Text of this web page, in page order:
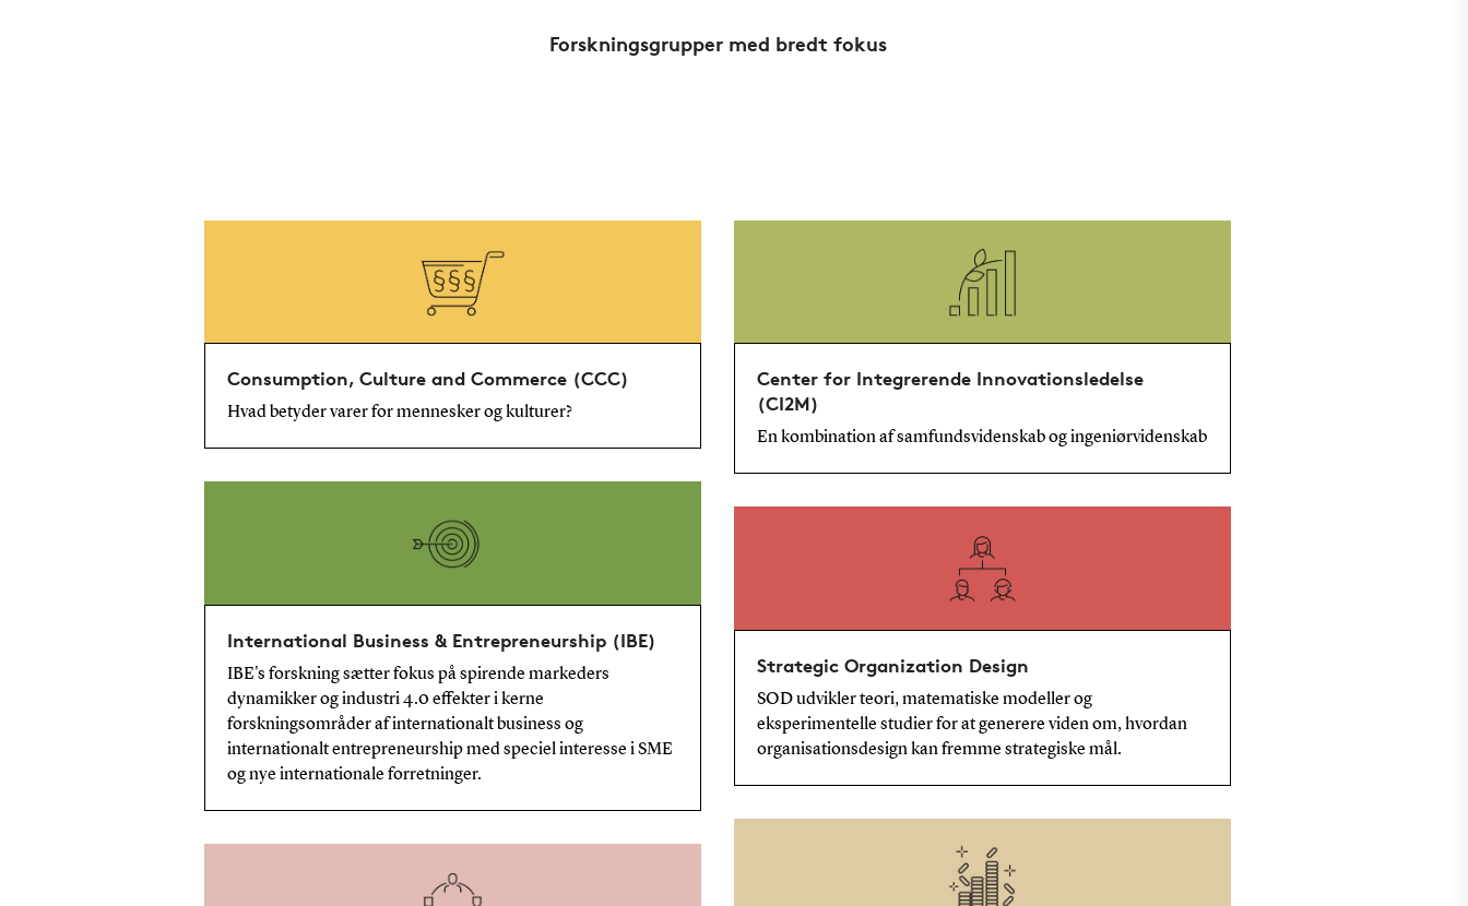
Forskningsgrupper med bredt fokus
Consumption, Culture and Commerce (CCC)
Hvad betyder varer for mennesker og kulturer?
International Business & Entrepreneurship (IBE)
IBE's forskning sætter fokus på spirende markeders
dynamikker og industri 4.0 effekter i kerne
forskningsområder af internationalt business og
internationalt entrepreneurship med speciel interesse i SME
og nye internationale forretninger.
Center for Integrerende Innovationsledelse
(CI2M)
En kombination af samfundsvidenskab og ingeniørvidenskab
Strategic Organization Design
SOD udvikler teori, matematiske modeller og
eksperimentelle studier for at generere viden om, hvordan
organisationsdesign kan fremme strategiske mål.